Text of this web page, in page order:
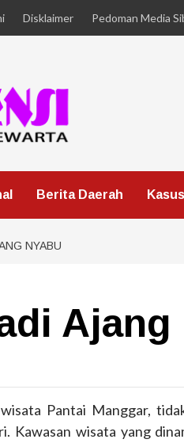
Disklaimer Pedoman Media
Berita Daerah Kasus
NYABU
Ajang
Pantai Manggar,
Kawasan wisata yang